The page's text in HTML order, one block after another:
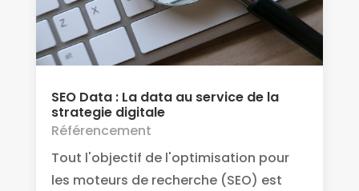
SEO Data : La data au service de la
strategie digitale
Référencement
Tout l'objectif de l'optimisation pour
les moteurs de recherche (SEO) est